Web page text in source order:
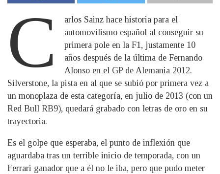
C
arlos Sainz hace historia para el
automovilismo español al conseguir su
primera pole en la F1, justamente 10
años después de la última de Fernando
Alonso en el GP de Alemania 2012.
Silverstone, la pista en al que se subió por primera vez a
un monoplaza de esta categoría, en julio de 2013 (con un
Red Bull RB9), quedará grabado con letras de oro en su
trayectoria.
Es el golpe que esperaba, el punto de inflexión que
aguardaba tras un terrible inicio de temporada, con un
Ferrari ganador que a él no le iba, pero que pudo meter